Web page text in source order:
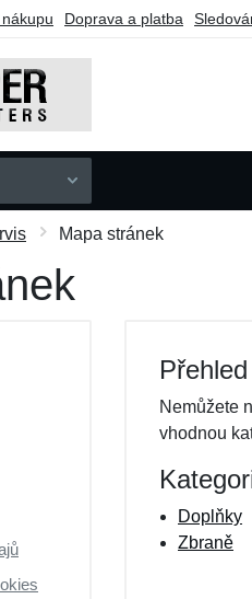
Doprava a platba
Mapa stránek
Nemůžete
vhodnou
Doplňky
Zbraně